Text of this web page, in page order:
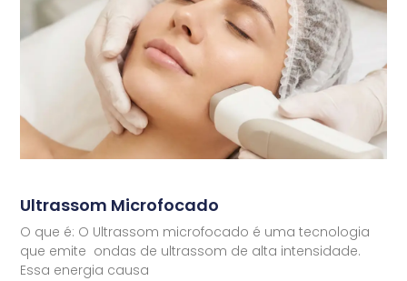
Ultrassom Microfocado
O que é: O Ultrassom microfocado é uma tecnologia
que emite ondas de ultrassom de alta intensidade.
Essa energia causa